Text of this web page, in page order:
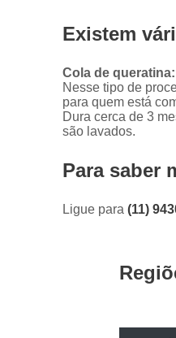
Existem
Cola de queratina:
Nesse tipo de
para quem está
Dura cerca de 3
são lavados.
Para saber
Ligue para(11)